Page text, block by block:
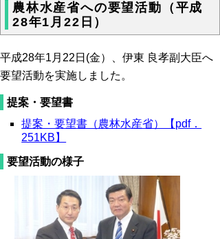
農林水産省への要望活動（平成
28年1月22日）
平成28年1月22日(金）、伊東 良孝副大臣へ
要望活動を実施しました。
提案・要望書
提案・要望書（農林水産省）【pdf．
251KB】
要望活動の様子